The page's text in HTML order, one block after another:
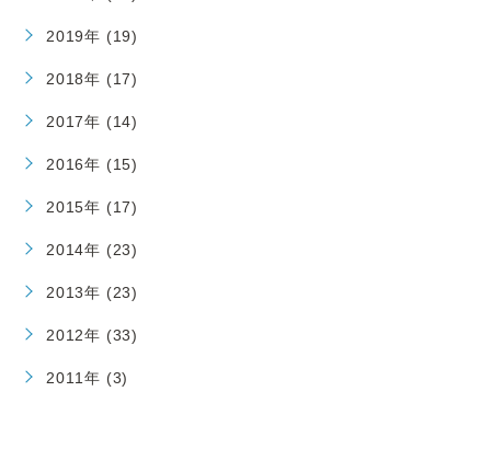
2019年 (19)
2018年 (17)
2017年 (14)
2016年 (15)
2015年 (17)
2014年 (23)
2013年 (23)
2012年 (33)
2011年 (3)